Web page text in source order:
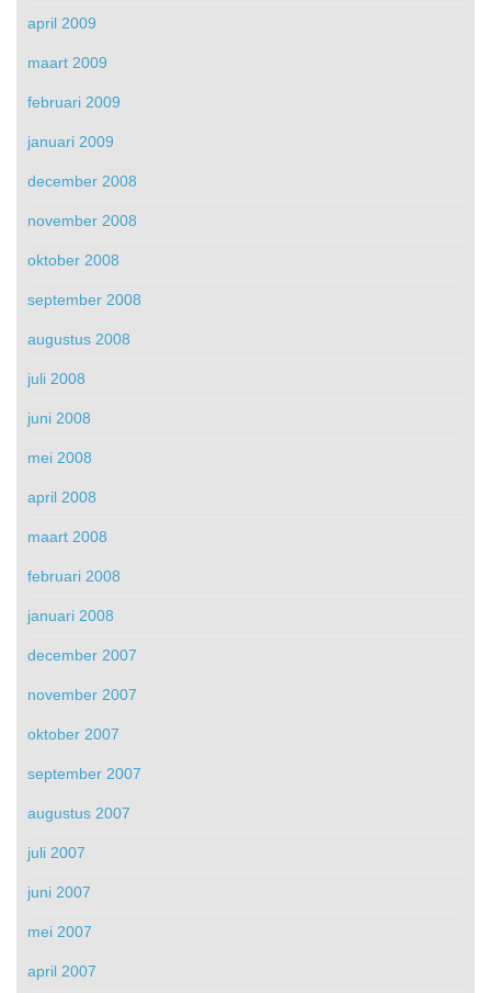
april 2009
maart 2009
februari 2009
januari 2009
december 2008
november 2008
oktober 2008
september 2008
augustus 2008
juli 2008
juni 2008
mei 2008
april 2008
maart 2008
februari 2008
januari 2008
december 2007
november 2007
oktober 2007
september 2007
augustus 2007
juli 2007
juni 2007
mei 2007
april 2007